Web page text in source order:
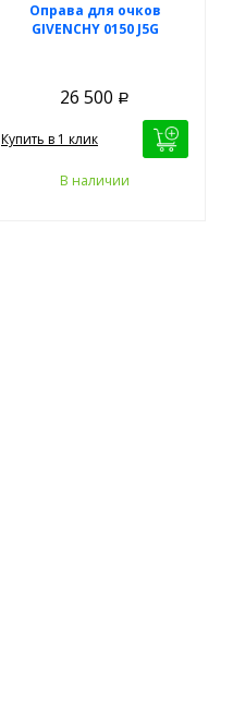
Оправа для очков
GIVENCHY 0150 J5G
26 500 Р
Купить в 1 клик
В наличии